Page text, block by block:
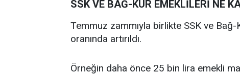
SSK VE BAĞ-KUR EMEKLİLERİ NE
Temmuz zammıyla birlikte SSK ve
oranında artırıldı.
Örneğin daha önce 25 bin lira emekli